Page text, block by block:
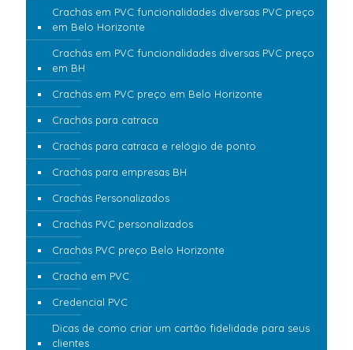
Crachás em PVC funcionalidades diversas PVC preço
em Belo Horizonte
Crachás em PVC funcionalidades diversas PVC preço
em BH
Crachás em PVC preço em Belo Horizonte
Crachás para catraca
Crachás para catraca e relógio de ponto
Crachás para empresas BH
Crachás Personalizados
Crachás PVC personalizados
Crachás PVC preço Belo Horizonte
Crachá em PVC
Credencial PVC
Dicas de como criar um cartão fidelidade para seus
clientes